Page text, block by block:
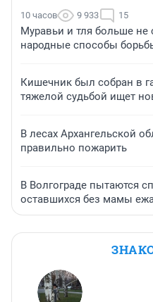
10 часов 9 933 15
Муравьи и тля больше не
народные способы
Кишечник был собран в
тяжелой судьбой ищет
В лесах Архангельской
правильно пожарить
В Волгограде пытаются
оставшихся без мамы